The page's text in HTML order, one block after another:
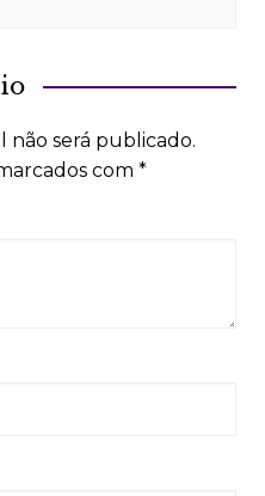
não será publicado.
com *